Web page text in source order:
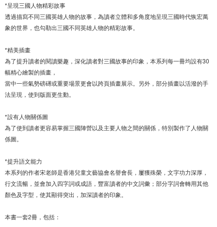
*呈現三國人物精彩故事
透過描寫不同三國英雄人物的故事，為讀者立體和多角度地呈現三國時代恢宏萬
象的世界，也勾勒出三國不同英雄人物的精彩故事。
*精美插畫
為了提升讀者的閱讀樂趣，深化讀者對三國故事的印象，本系列每一冊均設有30
幅精心繪製的插畫，
當中一些氣勢磅礡或重要場景更會以跨頁插畫展示。另外，部分插畫以活潑的手
法呈現，使到版面更生動。
*設有人物關係圖
為了使到讀者更容易掌握三國陣營以及主要人物之間的關係，特別製作了人物關
係圖。
*提升語文能力
本系列的作者宋老師是香港兒童文藝協會名譽會長，屢獲殊榮，文字功力深厚，
行文流暢，並會加入四字詞或成語，豐富讀者的中文詞彙；部分字詞會轉用其他
顏色及字型，使其顯得突出，加深讀者的印象。
本書一套2冊，包括：